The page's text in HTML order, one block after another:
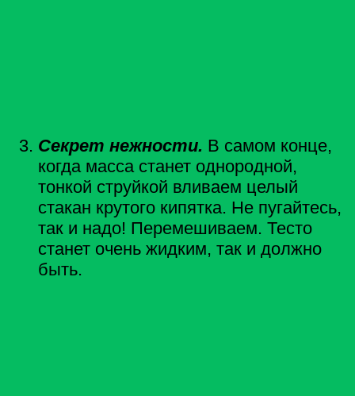
Секрет нежности. В самом конце,
когда масса станет однородной,
тонкой струйкой вливаем целый
стакан крутого кипятка. Не пугайтесь,
так и надо! Перемешиваем. Тесто
станет очень жидким, так и должно
быть.